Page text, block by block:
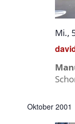
Mi.,
Oktober 2001